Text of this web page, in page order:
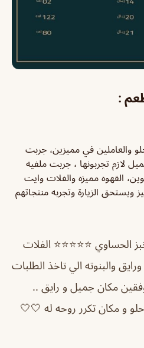
:
والعاملين في مميزين، جربت
لازم تجربونها ، جربت ملفيه
القهوه مميزه والفلات وايت
ويستحق الزيارة وتجربه منتجاتهم
الحساوي ⭐⭐⭐⭐⭐ الفلات
والبنوته الي تاخذ الطلبات
مكان جميل و رايق ..
و مكان تكرر روحه له 🤍🤍